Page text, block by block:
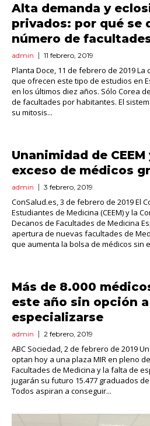
Alta demanda y
privados: por qué se
número de
admin 11 febrero, 2019
Planta Doce, 11 de febrero de 2019
que ofrecen este tipo de estudios en
en los últimos diez años. Sólo Corea
de facultades por habitantes. El
su mitosis...
Unanimidad de CEEM
exceso de médicos
admin 3 febrero, 2019
ConSalud.es, 3 de febrero de 2019 El
Estudiantes de Medicina (CEEM) y la
Decanos de Facultades de Medicina
apertura de nuevas facultades de
que aumenta la bolsa de médicos sin
Más de 8.000
este año sin opción
especializarse
admin 2 febrero, 2019
ABC Sociedad, 2 de febrero de 2019
optan hoy a una plaza MIR en pleno
Facultades de Medicina y la falta de
jugarán su futuro 15.477 graduados
Todos aspiran a conseguir...